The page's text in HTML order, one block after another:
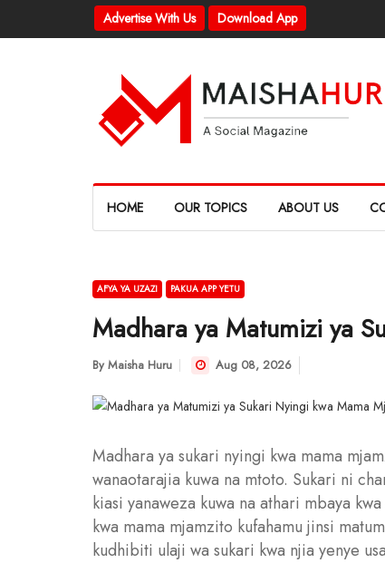
Advertise With Us Download App
HOME OUR TOPICS ABOUT US
AFYA YA UZAZI PAKUA APP YETU
Madhara ya Matumizi ya
By Maisha Huru Aug 08, 2026
Madhara ya sukari nyingi kwa mama
wanaotarajia kuwa na mtoto. Sukari ni
kiasi yanaweza kuwa na athari mbaya
kwa mama mjamzito kufahamu jinsi
kudhibiti ulaji wa sukari kwa njia yenye